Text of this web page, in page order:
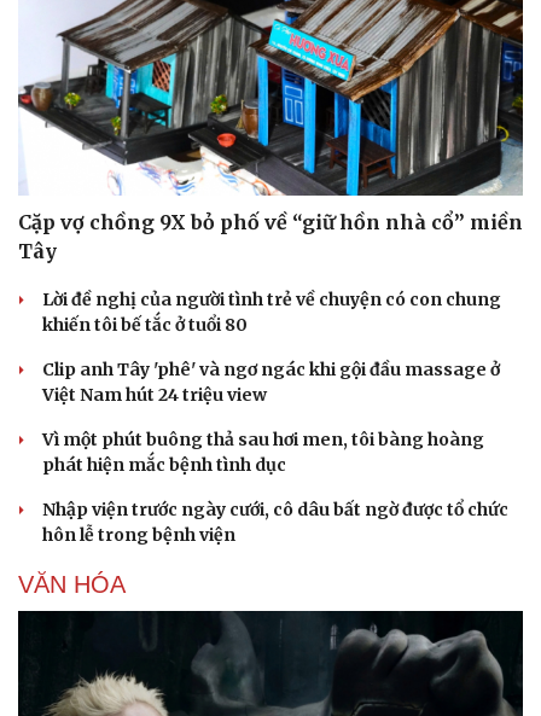
Cặp vợ chồng 9X bỏ phố về “giữ hồn nhà cổ” miền
Tây
Lời đề nghị của người tình trẻ về chuyện có con chung
khiến tôi bế tắc ở tuổi 80
Clip anh Tây 'phê' và ngơ ngác khi gội đầu massage ở
Việt Nam hút 24 triệu view
Vì một phút buông thả sau hơi men, tôi bàng hoàng
phát hiện mắc bệnh tình dục
Nhập viện trước ngày cưới, cô dâu bất ngờ được tổ chức
hôn lễ trong bệnh viện
VĂN HÓA